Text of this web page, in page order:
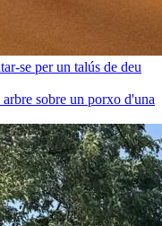
se per un talús de deu
sobre un porxo d'una